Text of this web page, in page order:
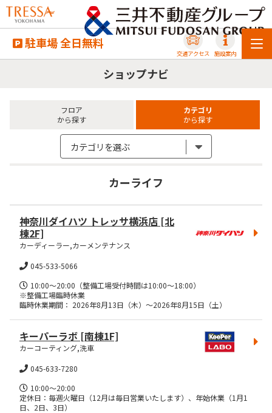
駐車場 全日無料
交通アクセス 施設案内
ショップナビ
フロア
から探す
カテゴリ
から探す
カテゴリを選ぶ
カーライフ
神奈川ダイハツ トレッサ横浜店 [北
棟2F]
カーディーラー,カーメンテナンス
045-533-5066
10:00～20:00（整備工場受付時間は10:00～18:00）
※整備工場臨時休業
臨時休業期間： 2026年8月13日（木）～2026年8月15日（土）
キーパーラボ [南棟1F]
カーコーティング,洗車
045-633-7280
10:00～20:00
定休日：毎週火曜日（12月は毎日営業いたします）、年始休業（1月1
日、2日、3日）